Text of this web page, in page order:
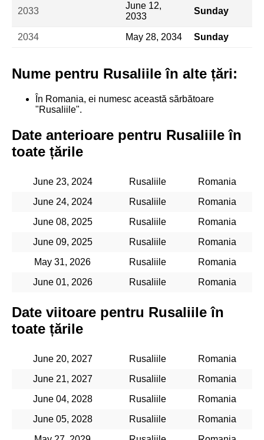
2033
June 12,
2033
Sunday
2034 May 28, 2034 Sunday
Nume pentru Rusaliile în alte țări:
În Romania, ei numesc această sărbătoare
"Rusaliile".
Date anterioare pentru Rusaliile în
toate țările
June 23, 2024 Rusaliile
Romania
June 24, 2024
Rusaliile
Romania
June 08, 2025
Rusaliile
Romania
June 09, 2025
Rusaliile
Romania
May 31, 2026
Rusaliile
Romania
June 01, 2026
Rusaliile Romania
Date viitoare pentru Rusaliile în
toate țările
June 20, 2027 Rusaliile
Romania
June 21, 2027
Rusaliile
Romania
June 04, 2028
Rusaliile
Romania
June 05, 2028
Rusaliile
Romania